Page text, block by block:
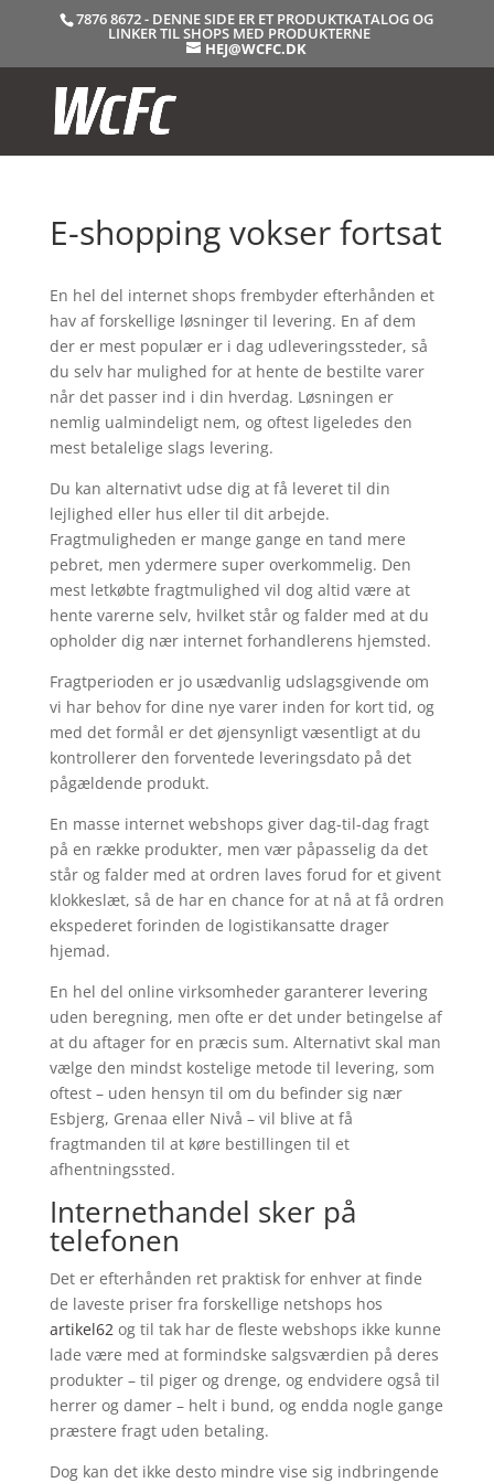
7876 8672 - DENNE SIDE ER ET PRODUKTKATALOG OG
LINKER TIL SHOPS MED PRODUKTERNE
HEJ@WCFC.DK
E-shopping vokser fortsat
En hel del internet shops frembyder efterhånden et
hav af forskellige løsninger til levering. En af dem
der er mest populær er i dag udleveringssteder, så
du selv har mulighed for at hente de bestilte varer
når det passer ind i din hverdag. Løsningen er
nemlig ualmindeligt nem, og oftest ligeledes den
mest betalelige slags levering.
Du kan alternativt udse dig at få leveret til din
lejlighed eller hus eller til dit arbejde.
Fragtmuligheden er mange gange en tand mere
pebret, men ydermere super overkommelig. Den
mest letkøbte fragtmulighed vil dog altid være at
hente varerne selv, hvilket står og falder med at du
opholder dig nær internet forhandlerens hjemsted.
Fragtperioden er jo usædvanlig udslagsgivende om
vi har behov for dine nye varer inden for kort tid, og
med det formål er det øjensynligt væsentligt at du
kontrollerer den forventede leveringsdato på det
pågældende produkt.
En masse internet webshops giver dag-til-dag fragt
på en række produkter, men vær påpasselig da det
står og falder med at ordren laves forud for et givent
klokkeslæt, så de har en chance for at nå at få ordren
ekspederet forinden de logistikansatte drager
hjemad.
En hel del online virksomheder garanterer levering
uden beregning, men ofte er det under betingelse af
at du aftager for en præcis sum. Alternativt skal man
vælge den mindst kostelige metode til levering, som
oftest – uden hensyn til om du befinder sig nær
Esbjerg, Grenaa eller Nivå – vil blive at få
fragtmanden til at køre bestillingen til et
afhentningssted.
Internethandel sker på
telefonen
Det er efterhånden ret praktisk for enhver at finde
de laveste priser fra forskellige netshops hos
artikel62og til tak har de fleste webshops ikke kunne
lade være med at formindske salgsværdien på deres
produkter – til piger og drenge, og endvidere også til
herrer og damer – helt i bund, og endda nogle gange
præstere fragt uden betaling.
Dog kan det ikke desto mindre vise sig indbringende